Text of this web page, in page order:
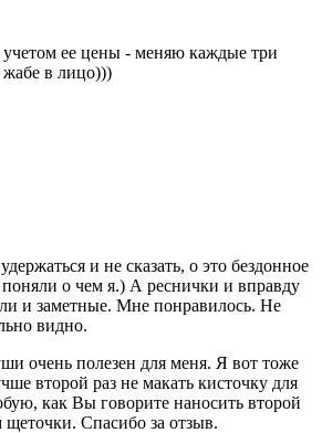
учетом ее цены - меняю каждые три
в лицо)))
и не сказать, о это бездонное
о чем я.) А реснички и вправду
и заметные. Мне понравилось. Не
видно.
очень полезен для меня. Я вот тоже
второй раз не макать кисточку для
как Вы говорите наносить второй
щеточки. Спасибо за отзыв.